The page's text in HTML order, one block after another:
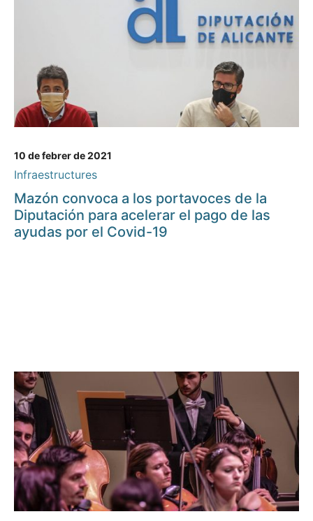
10 de febrer de 2021
Infraestructures
Mazón convoca a los portavoces de la
Diputación para acelerar el pago de las
ayudas por el Covid-19